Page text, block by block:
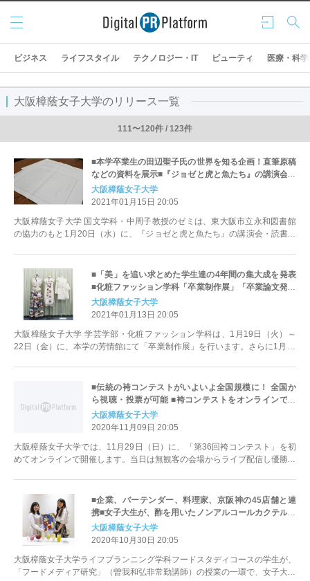
ログ
イン
検索
メニ
ュー
ビジネス ライフスタイル テクノロジー・IT ビューティ 医療・科学
大阪樟蔭女子大学のリリース一覧
111〜120件 / 123件
■本学卒業生の田辺聖子氏の世界を知る企画！直筆原稿
などの資料を展示■『ジョゼと虎と魚たち』の講演会・
読書会を実施
大阪樟蔭女子大学
2021年01月15日 20:05
大阪樟蔭女子大学 国文学科・中周子教授のゼミは、東大阪市立永和図書館
の協力のもと1月20日（水）に、『ジョゼと虎と魚たち』の講演会・読書会
■「美」を追い求とめた学生達の4年間の集大成を発表
■化粧ファッション学科「卒業制作展」「卒業論文発表
会」を実施
大阪樟蔭女子大学
2021年01月13日 20:05
大阪樟蔭女子大学 学芸学部・化粧ファッション学科は、1月19日（火）～
22日（金）に、本学の芳情館にて「卒業制作展」を行います。さらに1月23
■伝統の袴コンテストがいよいよ全国規模に！ 全国か
ら視聴・投票が可能 ■袴コンテストをオンラインで開
催
大阪樟蔭女子大学
2020年11月09日 20:05
大阪樟蔭女子大学では、11月29日（日）に、「第36回袴コンテスト」を初
めてオンラインで開催します。当日は無観客の会場からライブ配信し優勝者
■企業、バーテンダー、料理家、京阪神の45店舗と連
携■女子大生が、酢を用いたノンアルコールカクテルの
レシピを開発
大阪樟蔭女子大学
2020年10月30日 20:05
大阪樟蔭女子大学ライフプランニング学科フードスタディコースの学生が、
「フードメディア研究」（曽我和弘非常勤講師）の授業の一環で、女子大学